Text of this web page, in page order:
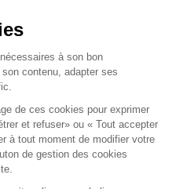
à son bon
contenu, adapter ses
de ces cookies pour exprimer
et refuser» ou « Tout accepter
à tout moment de modifier votre
de gestion des cookies